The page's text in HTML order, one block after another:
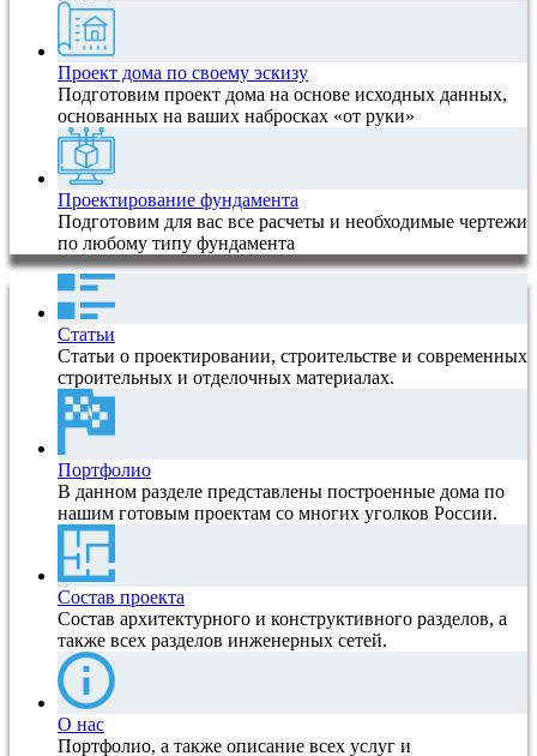
Проект дома по своему эскизу
Подготовим проект дома на основе исходных данных,
основанных на ваших набросках «от руки»
Проектирование фундамента
Подготовим для вас все расчеты и необходимые чертежи
по любому типу фундамента
Статьи
Статьи о проектировании, строительстве и современных
строительных и отделочных материалах.
Портфолио
В данном разделе представлены построенные дома по
нашим готовым проектам со многих уголков России.
Состав проекта
Состав архитектурного и конструктивного разделов, а
также всех разделов инженерных сетей.
О нас
Портфолио, а также описание всех услуг и